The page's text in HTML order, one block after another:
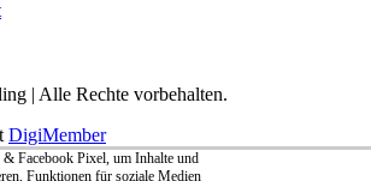
| Alle Rechte vorbehalten.
DigiMember
Facebook Pixel, um Inhalte und
Funktionen für soziale Medien